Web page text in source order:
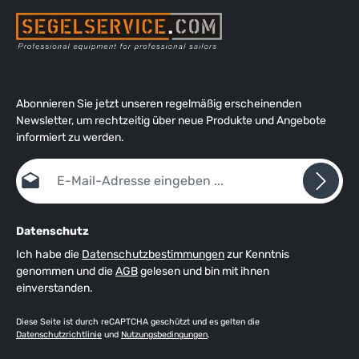
Abonnieren Sie jetzt unseren regelmäßig erscheinenden
Newsletter, um rechtzeitig über neue Produkte und Angebote
informiert zu werden.
E-Mail-Adresse*
Datenschutz
Ich habe die Datenschutzbestimmungenzur Kenntnis
genommen und dieAGBgelesen und bin mit ihnen
einverstanden.
Diese Seite ist durch reCAPTCHA geschützt und es gelten die
Datenschutzrichtlinie und Nutzungsbedingungen.